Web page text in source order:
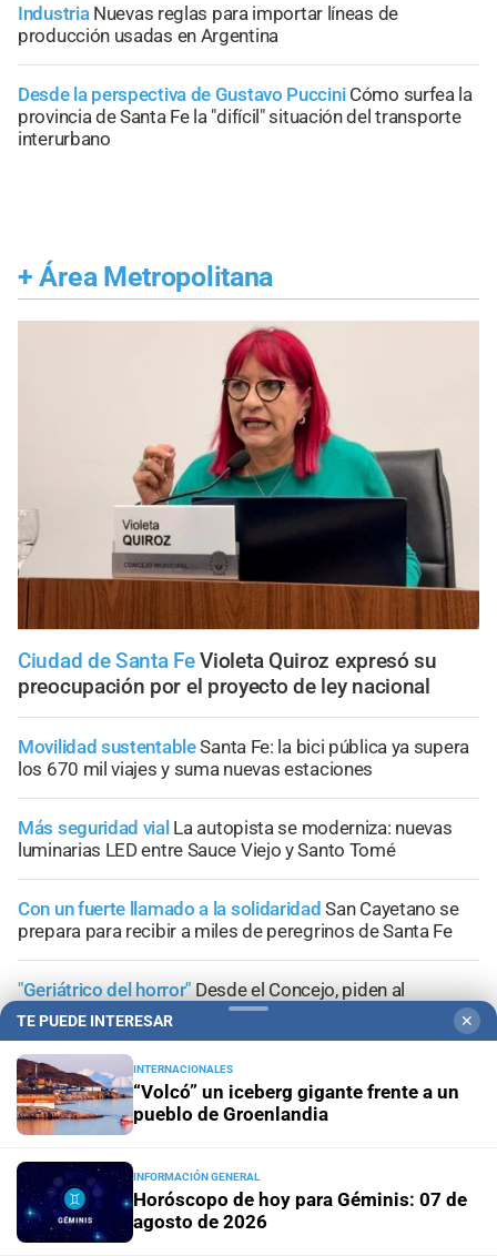
Industria Nuevas reglas para importar líneas de
producción usadas en Argentina
Desde la perspectiva de Gustavo Puccini Cómo surfea la
provincia de Santa Fe la "difícil" situación del transporte
interurbano
+ Área Metropolitana
Ciudad de Santa Fe Violeta Quiroz expresó su
preocupación por el proyecto de ley nacional
Movilidad sustentableSanta Fe: la bici pública ya supera
los 670 mil viajes y suma nuevas estaciones
Más seguridad vial La autopista se moderniza: nuevas
luminarias LED entre Sauce Viejo y Santo Tomé
Con un fuerte llamado a la solidaridad San Cayetano se
prepara para recibir a miles de peregrinos de Santa Fe
"Geriátrico del horror" Desde el Concejo, piden al
municipio que detalle la situación de los asilos de
ancianos en Santa Fe
+Sucesos
TE PUEDE INTERESAR ✕
INTERNACIONALES
“Volcó” un iceberg gigante frente a un
pueblo de Groenlandia
INFORMACIÓN GENERAL
Horóscopo de hoy para Géminis: 07 de
agosto de 2026